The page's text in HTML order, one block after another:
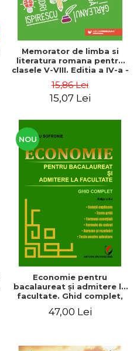
Memorator de limba si
literatura romana pentru
clasele V-VIII. Editia a IV-a -
Laura Raluca Surugiu
15,86 Lei
15,07 Lei
NOU
Economie pentru
bacalaureat şi admitere la
facultate. Ghid complet,
47,00 Lei